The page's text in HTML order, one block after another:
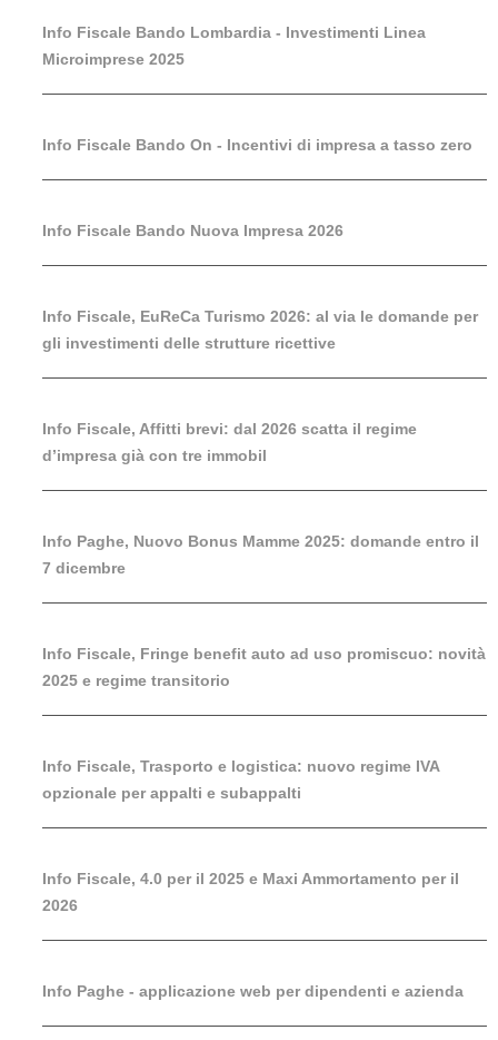
Info Fiscale Bando Lombardia - Investimenti Linea
Microimprese 2025
Info Fiscale Bando On - Incentivi di impresa a tasso zero
Info Fiscale Bando Nuova Impresa 2026
Info Fiscale, EuReCa Turismo 2026: al via le domande per
gli investimenti delle strutture ricettive
Info Fiscale, Affitti brevi: dal 2026 scatta il regime
d’impresa già con tre immobil
Info Paghe, Nuovo Bonus Mamme 2025: domande entro il
7 dicembre
Info Fiscale, Fringe benefit auto ad uso promiscuo: novità
2025 e regime transitorio
Info Fiscale, Trasporto e logistica: nuovo regime IVA
opzionale per appalti e subappalti
Info Fiscale, 4.0 per il 2025 e Maxi Ammortamento per il
2026
Info Paghe - applicazione web per dipendenti e azienda